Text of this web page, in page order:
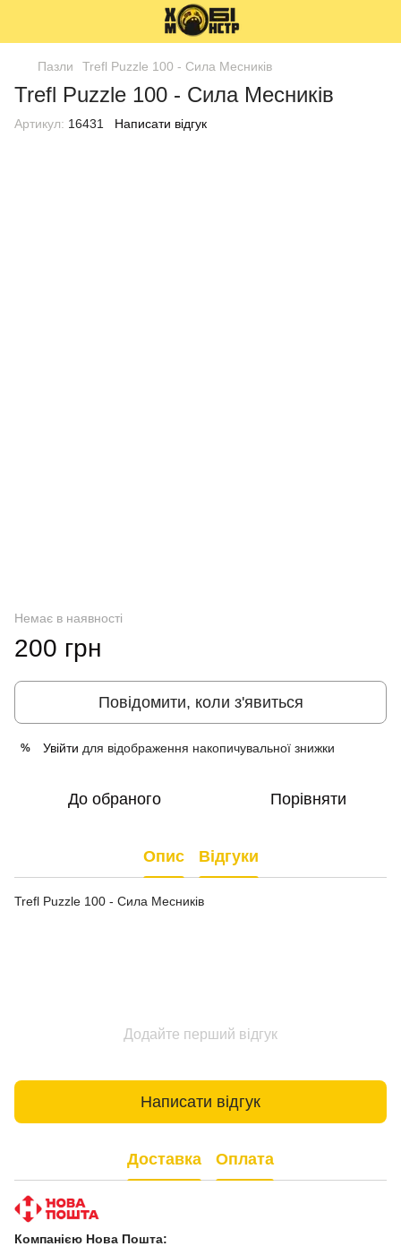
Пазли Trefl Puzzle 100 - Сила Месників
Trefl Puzzle 100 - Сила Месників
Артикул: 16431 Написати відгук
Немає в наявності
200 грн
Повідомити, коли з'явиться
% Увійти для відображення накопичувальної знижки
До обраного Порівняти
Опис Відгуки
Trefl Puzzle 100 - Сила Месників
Додайте перший відгук
Написати відгук
Доставка Оплата
Компанією Нова Пошта: